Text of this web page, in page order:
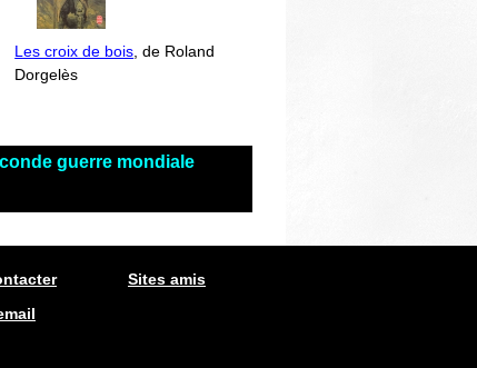
Les croix de bois, de Roland
Dorgelès
guerre mondiale
Sites amis